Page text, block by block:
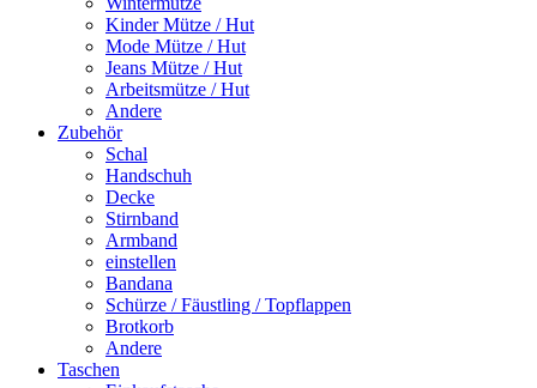
Kinder Mütze / Hut
Mode Mütze / Hut
Jeans Mütze / Hut
Arbeitsmütze / Hut
Andere
Zubehör
Schal
Handschuh
Decke
Stirnband
Armband
einstellen
Bandana
Schürze / Fäustling / Topflappen
Brotkorb
Andere
Taschen